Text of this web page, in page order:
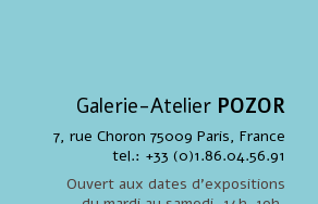
Galerie-Atelier POZOR
7, rue Choron 75009 Paris, France
tel.: +33 (0)1.86.04.56.91
Ouvert aux dates d'expositions